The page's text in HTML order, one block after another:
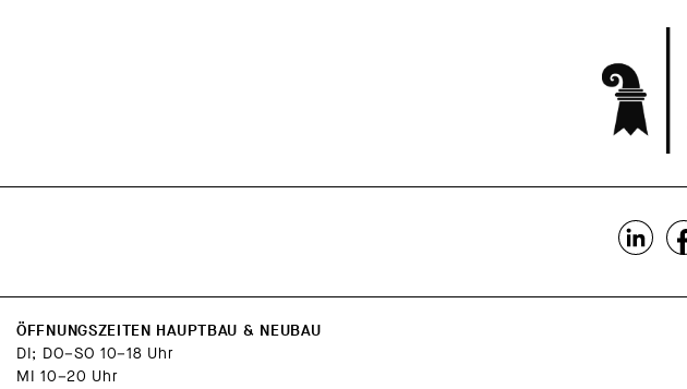
ÖFFNUNGSZEITEN HAUPTBAU & NEUBAU
DI; DO–SO 10–18 Uhr
MI 10–20 Uhr